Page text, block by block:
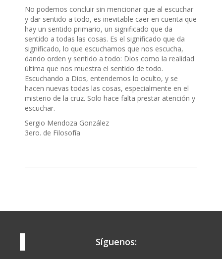
No podemos concluir sin mencionar que al escuchar
y dar sentido a todo, es inevitable caer en cuenta que
hay un sentido primario, un significado que da
sentido a todas las cosas. Es el significado que da
significado, lo que escuchamos que nos escucha,
dando orden y sentido a todo: Dios como la realidad
última que nos muestra el sentido de todo.
Escuchando a Dios, entendemos lo oculto, y se
hacen nuevas todas las cosas, especialmente en el
misterio de la cruz. Solo hace falta prestar atención y
escuchar.
Sergio Mendoza González
3ero. de Filosofía
Síguenos: